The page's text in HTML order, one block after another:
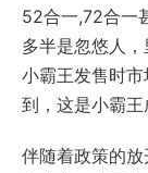
52合一,72合一
多半是忽悠人
小霸王发售时
到，这是小霸王
伴随着政策的